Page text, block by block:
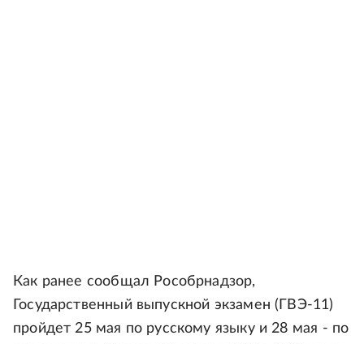
Как ранее сообщал Рособрнадзор,
Государственный выпускной экзамен (ГВЭ-11)
пройдет 25 мая по русскому языку и 28 мая - по